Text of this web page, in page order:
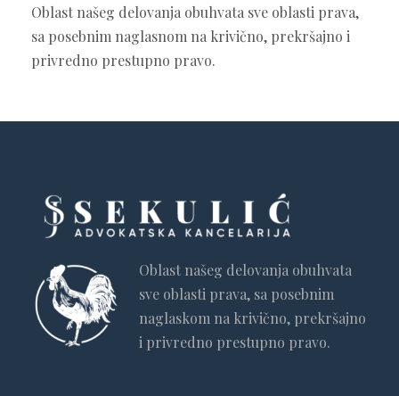
Oblast našeg delovanja obuhvata sve oblasti prava,
sa posebnim naglasnom na krivično, prekršajno i
privredno prestupno pravo.
Oblast našeg delovanja obuhvata
sve oblasti prava, sa posebnim
naglaskom na krivično, prekršajno
i privredno prestupno pravo.